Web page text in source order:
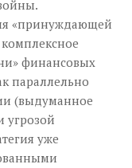
«принуждающей
финансовых
параллельно
(выдуманное
угрозой
уже